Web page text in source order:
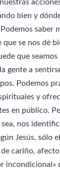
bien y
saber
que se nos dé
que seamos
gente a
Podemos
y
en público.
nos
Jesús, sólo
cariño, afecto
incondicional»